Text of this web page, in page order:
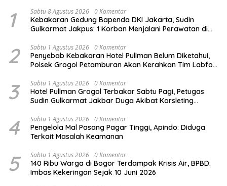
1 Sabtu 8 Agustus 2026 0 Komentar
Kebakaran Gedung Bapenda DKI Jakarta, Sudin
Gulkarmat Jakpus: 1 Korban Menjalani Perawatan di
2 Sabtu 1 Agustus 2026 0 Komentar
Penyebab Kebakaran Hotel Pullman Belum Diketahui,
Polsek Grogol Petamburan Akan Kerahkan Tim Labfor
3 Sabtu 1 Agustus 2026 0 Komentar
Hotel Pullman Grogol Terbakar Sabtu Pagi, Petugas
Sudin Gulkarmat Jakbar Duga Akibat Korsleting
4 Sabtu 1 Agustus 2026 0 Komentar
Pengelola Mal Pasang Pagar Tinggi, Apindo: Diduga
Terkait Masalah Keamanan
5 Sabtu 1 Agustus 2026 0 Komentar
140 Ribu Warga di Bogor Terdampak Krisis Air, BPBD:
Imbas Kekeringan Sejak 10 Juni 2026